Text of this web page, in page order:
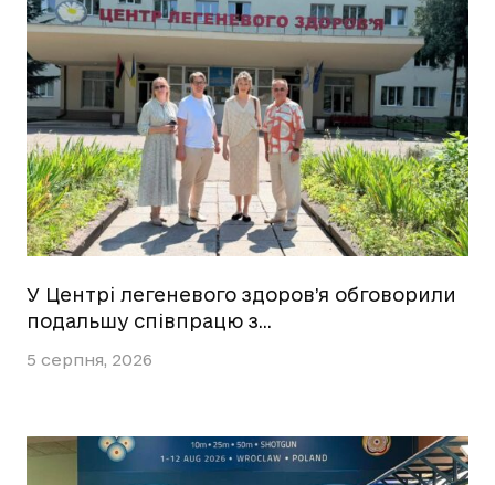
У Центрі легеневого здоров’я обговорили
подальшу співпрацю з…
5 серпня, 2026